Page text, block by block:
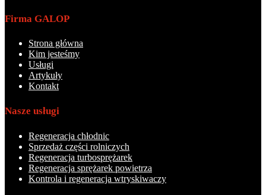
Firma GALOP
Strona główna
Kim jesteśmy
Usługi
Artykuły
Kontakt
Nasze usługi
Regeneracja chłodnic
Sprzedaż części rolniczych
Regeneracja turbosprężarek
Regeneracja sprężarek powietrza
Kontrola i regeneracja wtryskiwaczy